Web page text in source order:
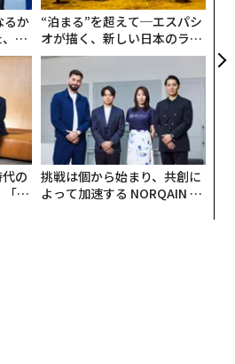
advertisement
インカメラとアウトカメラで同
メラ機能は、撮影者自身も含め
と記録できる点が新鮮に映って
ンダー形式で蓄積されるため、
るか
く
“泊まる”を超えて─エスパシ
オが描く、新しい日本のラグ
ジュアリー（中編）
の
「超
挑戦は個から始まり、共創に
よって加速する NORQAIN JA